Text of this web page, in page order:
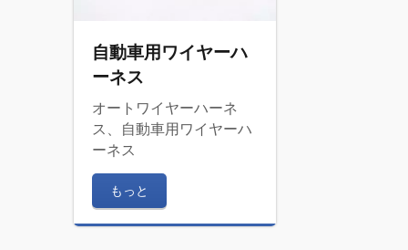
自動車用ワイヤーハ
ーネス
オートワイヤーハーネ
ス、自動車用ワイヤーハ
ーネス
もっと